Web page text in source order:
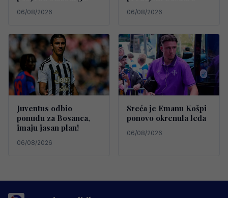
06/08/2026 06/08/2026
Juventus odbio
ponudu za Bosanca,
imaju jasan plan!
06/08/2026
Sreća je Emanu Košpi
ponovo okrenula leđa
06/08/2026